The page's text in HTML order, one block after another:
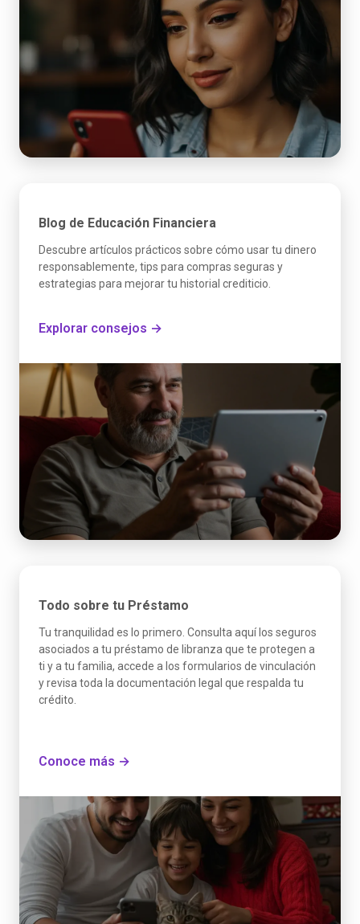
Blog de Educación Financiera
Descubre artículos prácticos sobre cómo usar tu dinero
responsablemente, tips para compras seguras y
estrategias para mejorar tu historial crediticio.
Explorar consejos →
Todo sobre tu Préstamo
Tu tranquilidad es lo primero. Consulta aquí los seguros
asociados a tu préstamo de libranza que te protegen a
ti y a tu familia, accede a los formularios de vinculación
y revisa toda la documentación legal que respalda tu
crédito.
Conoce más →